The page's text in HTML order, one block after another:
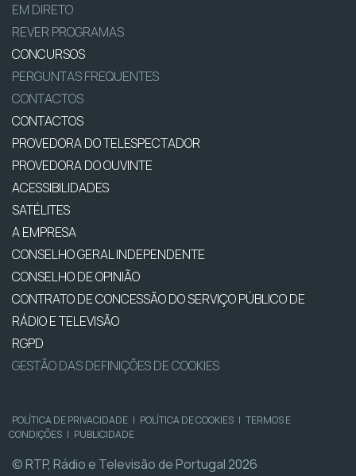
EM DIRETO
REVER PROGRAMAS
CONCURSOS
PERGUNTAS FREQUENTES
CONTACTOS
CONTACTOS
PROVEDORA DO TELESPECTADOR
PROVEDORA DO OUVINTE
ACESSIBILIDADES
SATÉLITES
A EMPRESA
CONSELHO GERAL INDEPENDENTE
CONSELHO DE OPINIÃO
CONTRATO DE CONCESSÃO DO SERVIÇO PÚBLICO DE
RÁDIO E TELEVISÃO
RGPD
GESTÃO DAS DEFINIÇÕES DE COOKIES
POLÍTICA DE PRIVACIDADE | POLÍTICA DE COOKIES | TERMOS E
CONDIÇÕES | PUBLICIDADE
© RTP, Rádio e Televisão de Portugal 2026